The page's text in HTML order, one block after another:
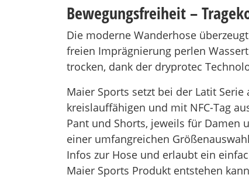
Bewegungsfreiheit –
Die moderne Wanderhose
freien Imprägnierung perlen
trocken, dank der dryprotec
Maier Sports setzt bei der Latit
kreislauffähigen und mit NFC-Tag
Pant und Shorts, jeweils für Damen
einer umfangreichen
Infos zur Hose und erlaubt ein
Maier Sports Produkt entstehen